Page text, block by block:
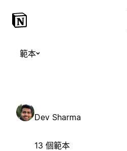
範本
Dev Sharma
13 個範本